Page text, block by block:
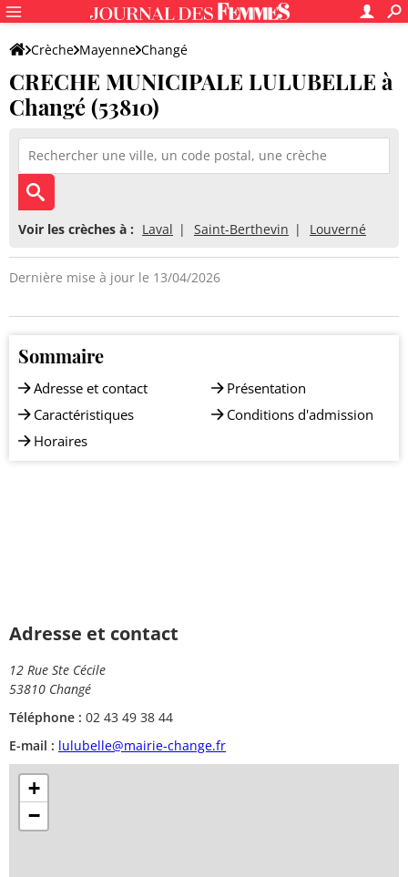
Crèche Mayenne Changé
CRECHE MUNICIPALE LULUBELLE
CRECHE MUNICIPALE LULUBELLE à
Changé (53810)
Voir les crèches à : Laval Saint-Berthevin Louverné
Dernière mise à jour le 13/04/2026
Sommaire
Adresse et contact
Caractéristiques
Horaires
Présentation
Conditions d'admission
Adresse et contact
12 Rue Ste Cécile
53810 Changé
Téléphone : 02 43 49 38 44
E-mail : lulubelle@mairie-change.fr
+
−